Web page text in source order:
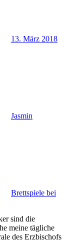
13. März 2018
Jasmin
Brettspiele bei
sind die
meine tägliche
des Erzbischofs